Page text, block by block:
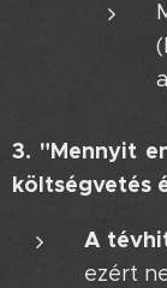
3. "Mennyit
költségvetés
A
ezért